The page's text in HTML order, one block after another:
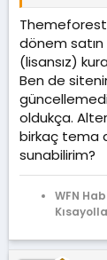
Themeforest
dönem
(lisansız)
Ben de
oldukça.
birkaç tema
sunabilirim?
WFN